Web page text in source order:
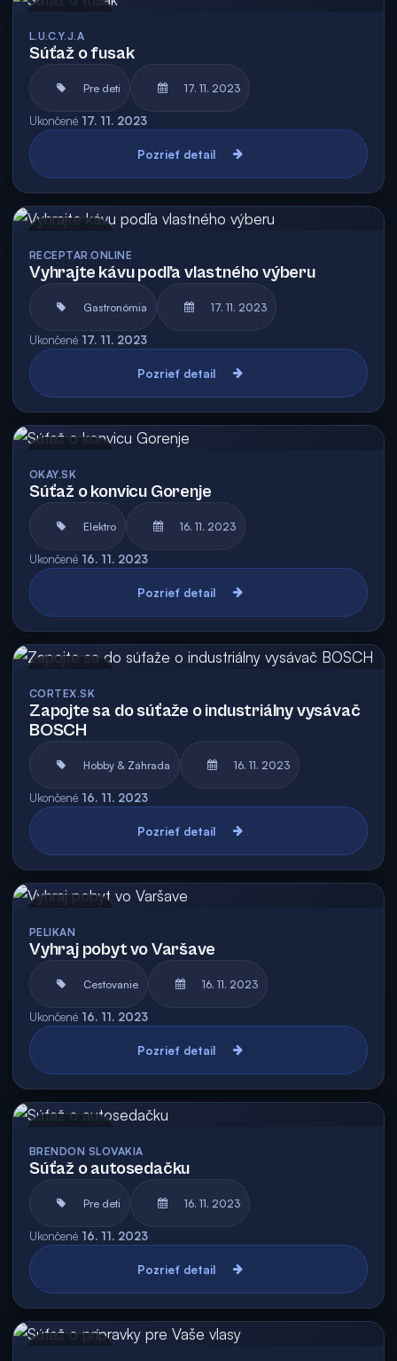
L.U.C.Y.J.A
Súťaž o fusak
Pre deti 17. 11. 2023
Ukončené 17. 11. 2023
Pozrieť detail
RECEPTAR.ONLINE
Vyhrajte kávu podľa vlastného výberu
Gastronómia 17. 11. 2023
Ukončené 17. 11. 2023
Pozrieť detail
OKAY.SK
Súťaž o konvicu Gorenje
Elektro 16. 11. 2023
Ukončené 16. 11. 2023
Pozrieť detail
CORTEX.SK
Zapojte sa do súťaže o industriálny vysávač
BOSCH
Hobby & Záhrada 16. 11. 2023
Ukončené 16. 11. 2023
Pozrieť detail
PELIKAN
Vyhraj pobyt vo Varšave
Cestovanie 16. 11. 2023
Ukončené 16. 11. 2023
Pozrieť detail
BRENDON SLOVAKIA
Súťaž o autosedačku
Pre deti 16. 11. 2023
Ukončené 16. 11. 2023
Pozrieť detail